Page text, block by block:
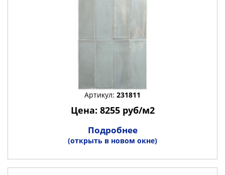
Артикул: 231811
Цена: 8255 руб/м2
Подробнее
(открыть в новом окне)